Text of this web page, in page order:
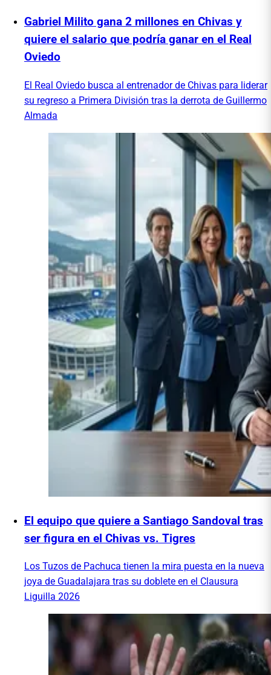
Gabriel Milito gana 2 millones en Chivas y
quiere el salario que podría ganar en el Real
Oviedo
El Real Oviedo busca al entrenador de Chivas para liderar
su regreso a Primera División tras la derrota de Guillermo
Almada
El equipo que quiere a Santiago Sandoval tras
ser figura en el Chivas vs. Tigres
Los Tuzos de Pachuca tienen la mira puesta en la nueva
joya de Guadalajara tras su doblete en el Clausura
Liguilla 2026